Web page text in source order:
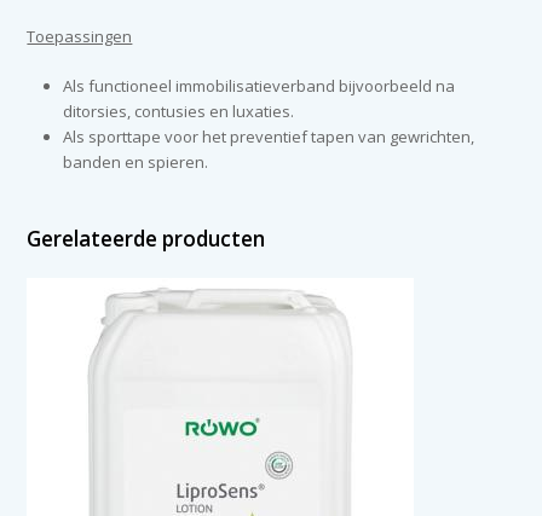
Toepassingen
Als functioneel immobilisatieverband bijvoorbeeld na
ditorsies, contusies en luxaties.
Als sporttape voor het preventief tapen van gewrichten,
banden en spieren.
Gerelateerde producten